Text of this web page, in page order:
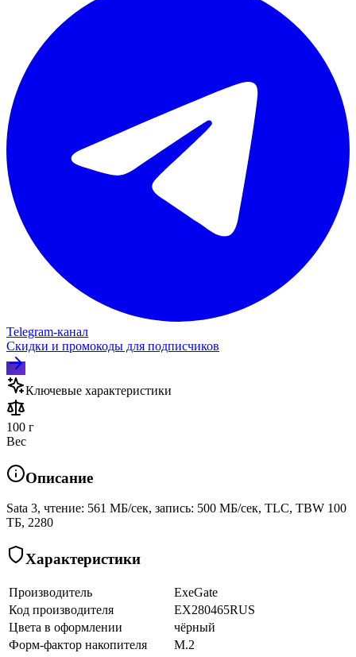
Telegram‑канал
Скидки и промокоды для подписчиков
Ключевые характеристики
100 г
Вес
Описание
Sata 3, чтение: 561 МБ/сек, запись: 500 МБ/сек, TLC, TBW 100
ТБ, 2280
Характеристики
Производитель
ExeGate
Код производителя
EX280465RUS
Цвета в оформлении
чёрный
Форм-фактор накопителя
M.2